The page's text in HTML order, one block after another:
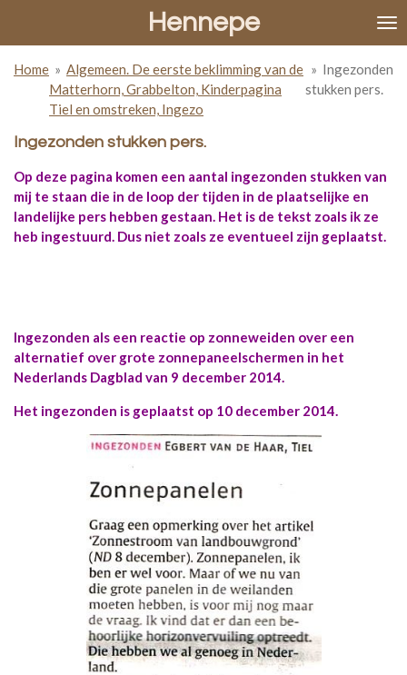
de
hoofdinhoud
Hennepe
Home » Algemeen. De eerste beklimming van de
Matterhorn, Grabbelton, Kinderpagina
Tiel en omstreken, Ingezo
» Ingezonden
stukken pers.
Ingezonden stukken pers.
Op deze pagina komen een aantal ingezonden stukken van
mij te staan die in de loop der tijden in de plaatselijke en
landelijke pers hebben gestaan. Het is de tekst zoals ik ze
heb ingestuurd. Dus niet zoals ze eventueel zijn geplaatst.
Ingezonden als een reactie op zonneweiden over een
alternatief over grote zonnepaneelschermen in het
Nederlands Dagblad van 9 december 2014.
Het ingezonden is geplaatst op 10 december 2014.